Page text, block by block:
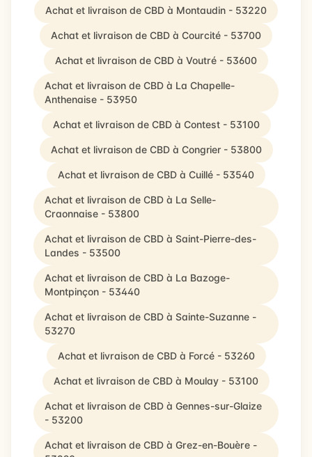
Achat et livraison de CBD à Montaudin - 53220
Achat et livraison de CBD à Courcité - 53700
Achat et livraison de CBD à Voutré - 53600
Achat et livraison de CBD à La Chapelle-
Anthenaise - 53950
Achat et livraison de CBD à Contest - 53100
Achat et livraison de CBD à Congrier - 53800
Achat et livraison de CBD à Cuillé - 53540
Achat et livraison de CBD à La Selle-
Craonnaise - 53800
Achat et livraison de CBD à Saint-Pierre-des-
Landes - 53500
Achat et livraison de CBD à La Bazoge-
Montpinçon - 53440
Achat et livraison de CBD à Sainte-Suzanne -
53270
Achat et livraison de CBD à Forcé - 53260
Achat et livraison de CBD à Moulay - 53100
Achat et livraison de CBD à Gennes-sur-Glaize
- 53200
Achat et livraison de CBD à Grez-en-Bouère -